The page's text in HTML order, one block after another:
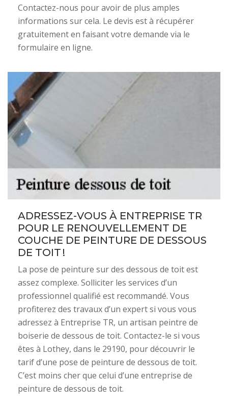
Contactez-nous pour avoir de plus amples
informations sur cela. Le devis est à récupérer
gratuitement en faisant votre demande via le
formulaire en ligne.
ADRESSEZ-VOUS À ENTREPRISE TR
POUR LE RENOUVELLEMENT DE
COUCHE DE PEINTURE DE DESSOUS
DE TOIT !
La pose de peinture sur des dessous de toit est
assez complexe. Solliciter les services d’un
professionnel qualifié est recommandé. Vous
profiterez des travaux d’un expert si vous vous
adressez à Entreprise TR, un artisan peintre de
boiserie de dessous de toit. Contactez-le si vous
êtes à Lothey, dans le 29190, pour découvrir le
tarif d’une pose de peinture de dessous de toit.
C’est moins cher que celui d’une entreprise de
peinture de dessous de toit.